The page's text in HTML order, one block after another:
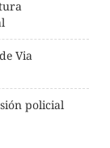
Via
policial